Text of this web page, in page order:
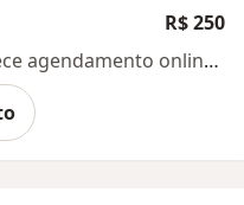
R$ 250
Esse especialista não oferece agendamento online para esse endereço.